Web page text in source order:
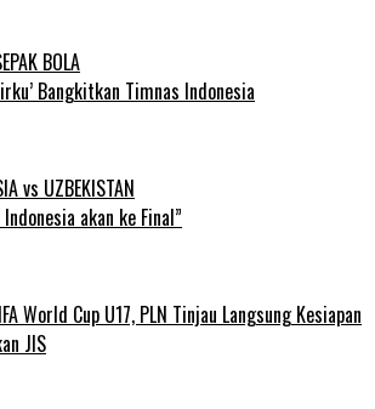
BOLA
Bangkitkan Timnas Indonesia
vs UZBEKISTAN
akan ke Final”
World Cup U17, PLN Tinjau Langsung Kesiapan
JIS